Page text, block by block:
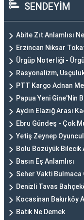
SENDEYİM
Abite Zıt Anlamlısı
Erzincan Niksar
Ürgüp Noterliği -
Rasyonalizm,
PTT Kargo Adnan
Papua Yeni Gine'Nin
Aydın Elazığ Arası
Ebru Gündeş - Çok
Yetiş Zeynep
Bolu Bozüyük Bilecik
Basın Eş Anlamlısı
Seher Vakti Bulmaca
Denizli Tavas
Kocasinan Bakırköy
Batik Ne Demek